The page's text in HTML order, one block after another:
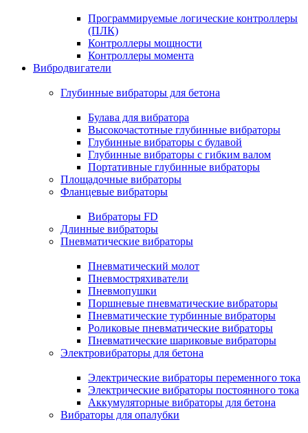
Программируемые логические контроллеры
(ПЛК)
Контроллеры мощности
Контроллеры момента
Вибродвигатели
Глубинные вибраторы для бетона
Булава для вибратора
Высокочастотные глубинные вибраторы
Глубинные вибраторы с булавой
Глубинные вибраторы с гибким валом
Портативные глубинные вибраторы
Площадочные вибраторы
Фланцевые вибраторы
Вибраторы FD
Длинные вибраторы
Пневматические вибраторы
Пневматический молот
Пневмостряхиватели
Пневмопушки
Поршневые пневматические вибраторы
Пневматические турбинные вибраторы
Роликовые пневматические вибраторы
Пневматические шариковые вибраторы
Электровибраторы для бетона
Электрические вибраторы переменного тока
Электрические вибраторы постоянного тока
Аккумуляторные вибраторы для бетона
Вибраторы для опалубки